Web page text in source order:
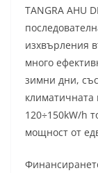
TANGRA AHU
изхвърления
много
зимни дни,
120÷150kW/h
мощност от